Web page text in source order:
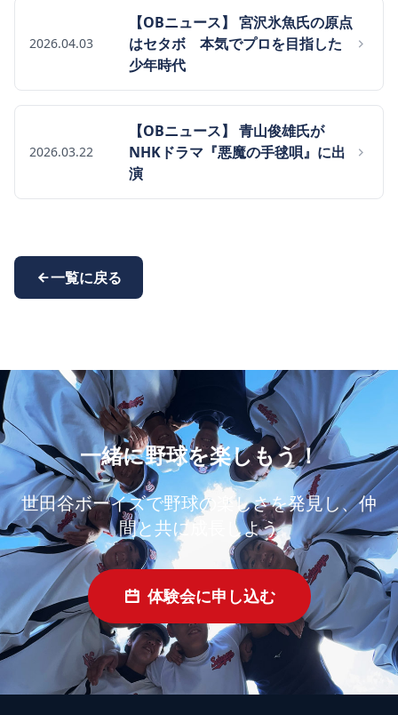
2026.04.03
【OBニュース】 宮沢氷魚氏の原点
はセタボ 本気でプロを目指した
少年時代
2026.03.22
【OBニュース】 青山俊雄氏が
NHKドラマ『悪魔の手毬唄』に出
演
一覧に戻る
一緒に野球を楽しもう！
世田谷ボーイズで野球の楽しさを発見し、仲
間と共に成長しよう
体験会に申し込む